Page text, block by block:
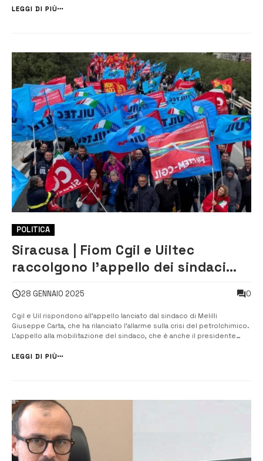
Energy, da Sasol ad Ias. Gianni ha anche invitato il mini...
LEGGI DI PIÙ
POLITICA
Siracusa | Fiom Cgil e Uiltec
raccolgono l’appello dei sindaci
28 GENNAIO 2025 0
Cgil e Uil rispondono all’appello lanciato dal sindaco di Melilli
Giuseppe Carta, che ha rilanciato l’allarme sulla crisi del petrolchimico.
L’appello alla mobilitazione del sindaco, che è anche il presidente
Siracusa e Augusta. Il segretario della Fiom Cgil, Antonio Recano...
LEGGI DI PIÙ